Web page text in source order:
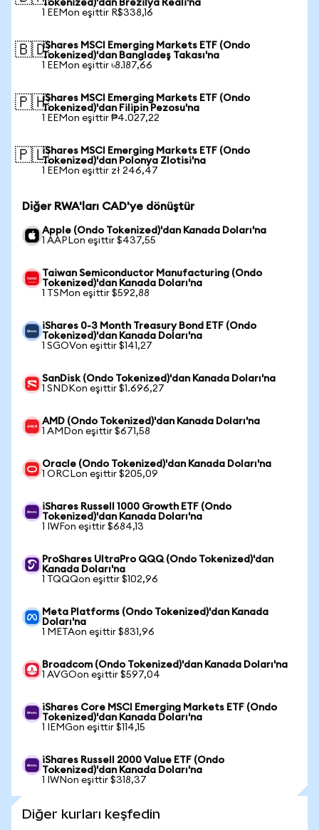
Tokenized)'dan Brezilya Reali'na
1 EEMon eşittir R$338,16
🇧🇩iShares MSCI Emerging Markets ETF (Ondo
Tokenized)'dan Bangladeş Takası'na
1 EEMon eşittir ৳8.187,66
🇵🇭iShares MSCI Emerging Markets ETF (Ondo
Tokenized)'dan Filipin Pezosu'na
1 EEMon eşittir ₱4.027,22
🇵🇱iShares MSCI Emerging Markets ETF (Ondo
Tokenized)'dan Polonya Zlotisi'na
1 EEMon eşittir zł 246,47
Diğer RWA'ları CAD'ye dönüştür
Apple (Ondo Tokenized)'dan Kanada Doları'na
1 AAPLon eşittir $437,55
Taiwan Semiconductor Manufacturing (Ondo
Tokenized)'dan Kanada Doları'na
1 TSMon eşittir $592,88
iShares 0-3 Month Treasury Bond ETF (Ondo
Tokenized)'dan Kanada Doları'na
1 SGOVon eşittir $141,27
SanDisk (Ondo Tokenized)'dan Kanada Doları'na
1 SNDKon eşittir $1.696,27
AMD (Ondo Tokenized)'dan Kanada Doları'na
1 AMDon eşittir $671,58
Oracle (Ondo Tokenized)'dan Kanada Doları'na
1 ORCLon eşittir $205,09
iShares Russell 1000 Growth ETF (Ondo
Tokenized)'dan Kanada Doları'na
1 IWFon eşittir $684,13
ProShares UltraPro QQQ (Ondo Tokenized)'dan
Kanada Doları'na
1 TQQQon eşittir $102,96
Meta Platforms (Ondo Tokenized)'dan Kanada
Doları'na
1 METAon eşittir $831,96
Broadcom (Ondo Tokenized)'dan Kanada Doları'na
1 AVGOon eşittir $597,04
iShares Core MSCI Emerging Markets ETF (Ondo
Tokenized)'dan Kanada Doları'na
1 IEMGon eşittir $114,15
iShares Russell 2000 Value ETF (Ondo
Tokenized)'dan Kanada Doları'na
1 IWNon eşittir $318,37
Diğer kurları keşfedin